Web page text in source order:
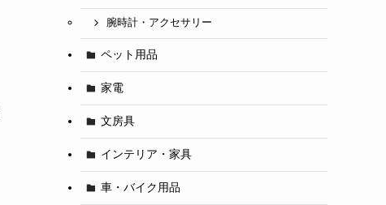
腕時計・アクセサリー
ペット用品
家電
文房具
インテリア・家具
車・バイク用品